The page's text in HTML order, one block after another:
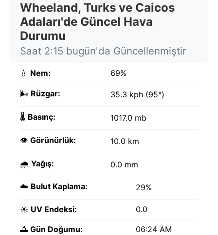
Wheeland, Turks ve Caicos
Adaları'de Güncel Hava
Durumu
Saat 2:15 bugün'da Güncellenmiştir
💧 Nem: 69%
🌬️ Rüzgar: 35.3 kph (95°)
🌡️ Basınç: 1017.0 mb
👁️ Görünürlük: 10.0 km
🌧️ Yağış: 0.0 mm
☁️ Bulut Kaplama: 29%
☀️ UV Endeksi: 0.0
🌅 Gün Doğumu: 06:24 AM